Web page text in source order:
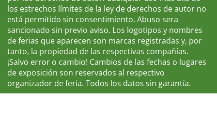
los estrechos límites de la ley de derechos de autor no
está permitido sin consentimiento. Abuso sera
sancionado sin previo aviso. Los logotipos y nombres
de ferias que aparecen son marcas registradas y, por
tanto, la propiedad de las respectivas compañías.
¡Salvo error o cambio! Cambios de las fechas o lugares
de exposición son reservados al respectivo
organizador de feria. Todos los datos sin garantía.